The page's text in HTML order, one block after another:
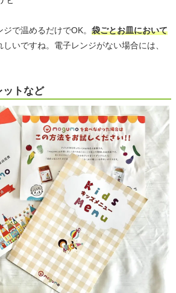
で温めるだけでOK。 袋ごとお皿において
いですね。電子レンジがない場合には、
ットなど